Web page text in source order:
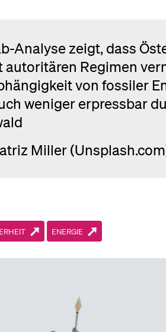
Analyse zeigt, dass
autoritären Regimen
von fossiler
weniger erpressbar
Miller
ENERGIE